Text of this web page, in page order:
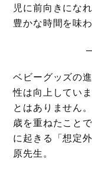
児に前向きにな
豊かな時間を味
ベビーグッズの
性は向上してい
とはありません。
歳を重ねたこと
に起きる「想定
原先生。